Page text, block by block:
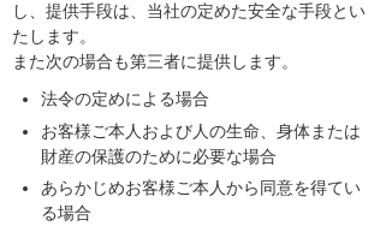
し、提供手段は、当社の定めた安全な手段とい
たします。
また次の場合も第三者に提供します。
法令の定めによる場合
お客様ご本人および人の生命、身体または
財産の保護のために必要な場合
あらかじめお客様ご本人から同意を得てい
る場合